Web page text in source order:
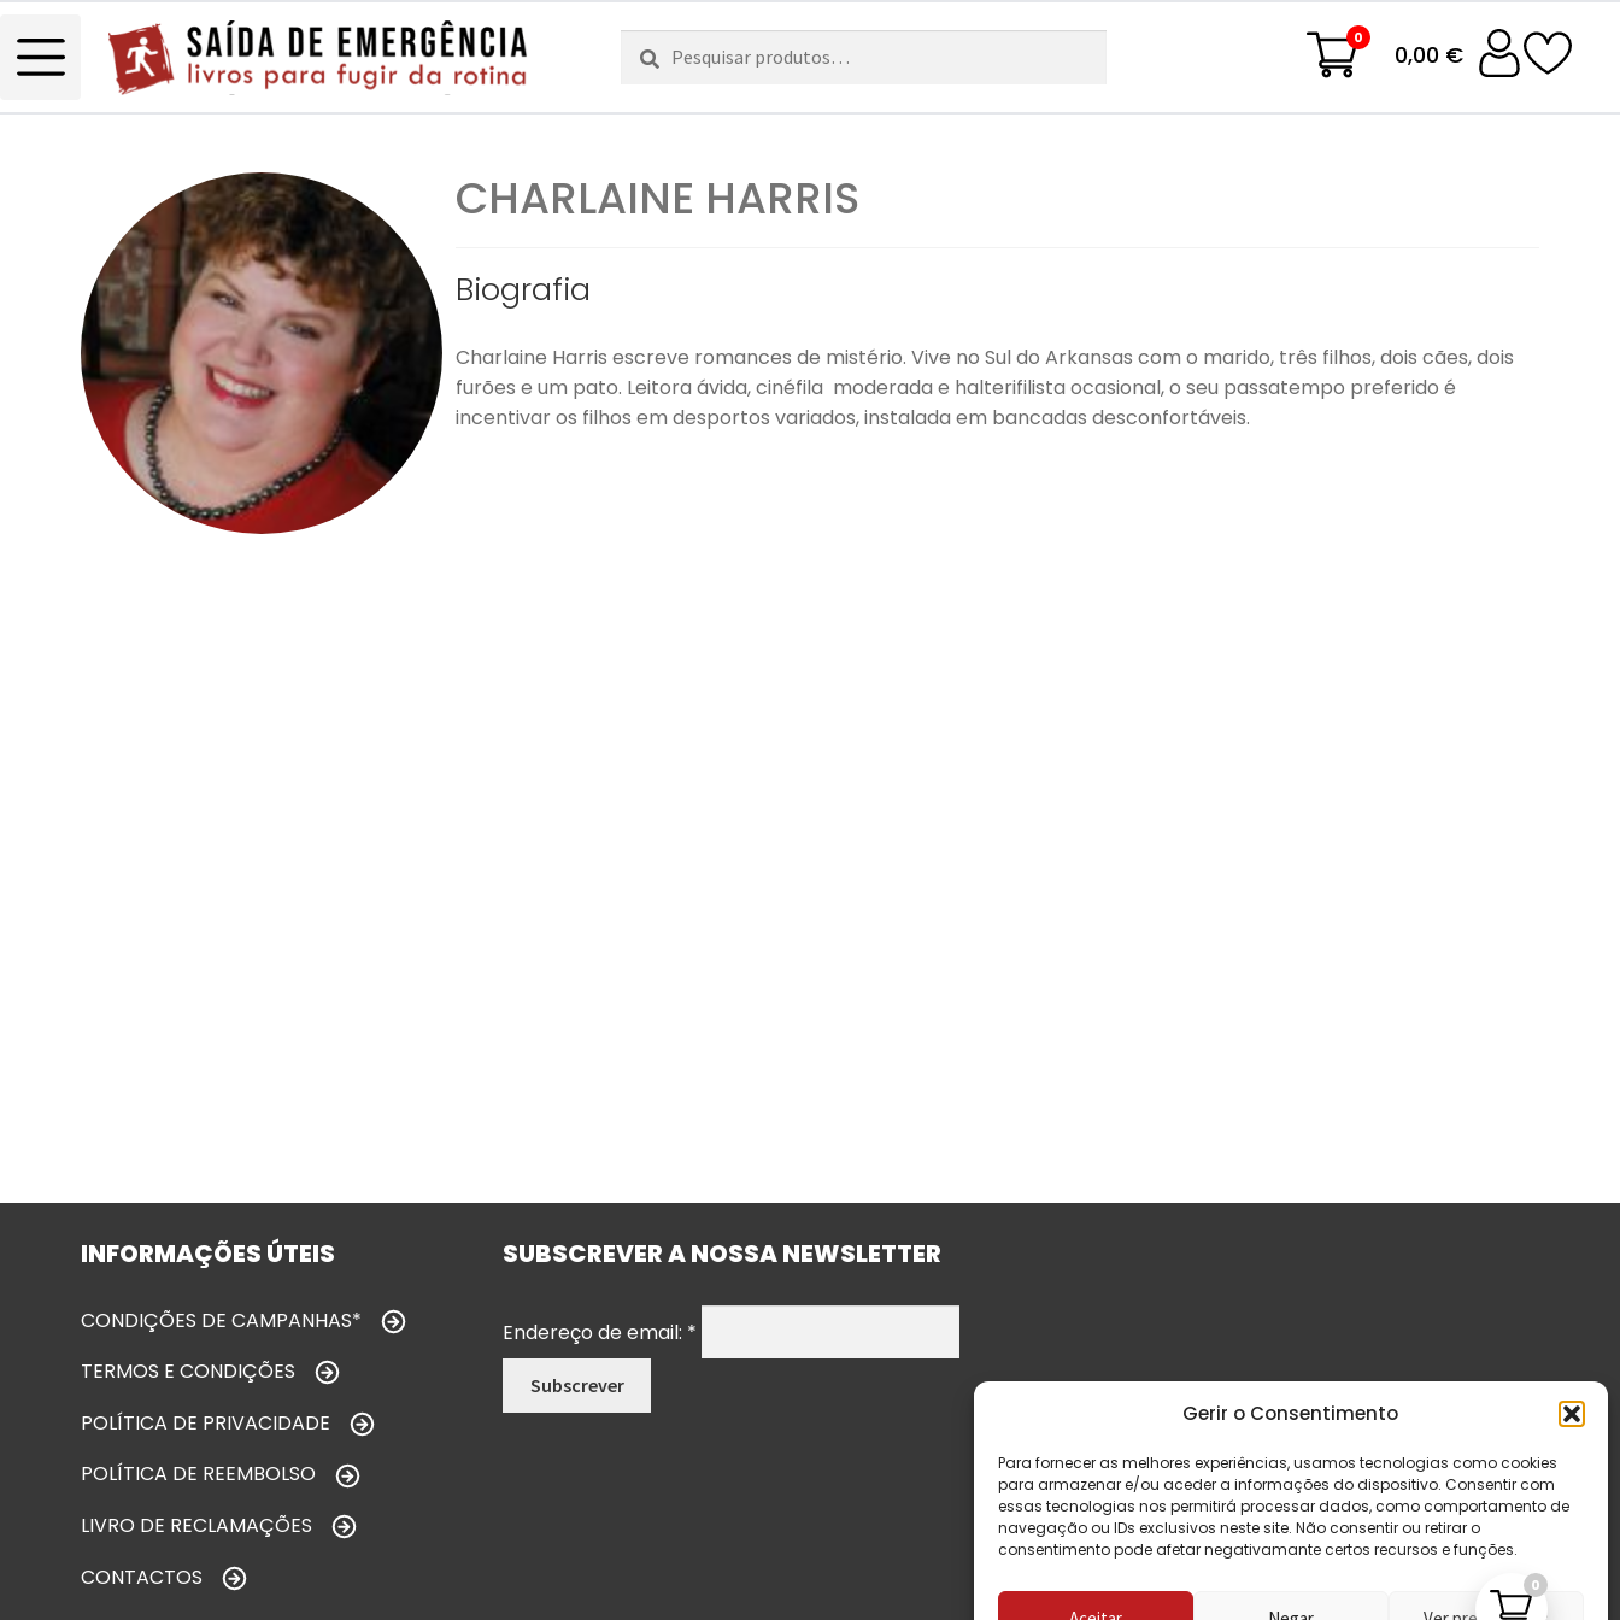
Gerir o Consentimento
Para fornecer as melhores experiências, usamos tecnologias como cookies
para armazenar e/ou aceder a informações do dispositivo. Consentir com
essas tecnologias nos permitirá processar dados, como comportamento de
navegação ou IDs exclusivos neste site. Não consentir ou retirar o
consentimento pode afetar negativamante certos recursos e funções.
Pesquisar
por:
Pesquisa 0
0,00 €
CHARLAINE HARRIS
Biografia
Charlaine Harris escreve romances de mistério. Vive no Sul do Arkansas com o marido, três filhos, dois cães, dois
furões e um pato. Leitora ávida, cinéfila moderada e halterifilista ocasional, o seu passatempo preferido é
incentivar os filhos em desportos variados, instalada em bancadas desconfortáveis.
INFORMAÇÕES ÚTEIS
CONDIÇÕES DE CAMPANHAS*
TERMOS E CONDIÇÕES
POLÍTICA DE PRIVACIDADE
POLÍTICA DE REEMBOLSO
LIVRO DE RECLAMAÇÕES
CONTACTOS
SUBSCREVER A NOSSA NEWSLETTER
Endereço de email: *
0